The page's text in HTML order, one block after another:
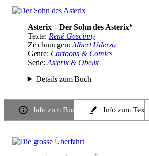
Asterix – Der Sohn des Asterix*
Texte: René Goscinny
Zeichnungen: Albert Uderzo
Genre: Cartoons & Comics
Serie: Asterix & Obelix
Details zum Buch
Info zum Buch Info zum Texter